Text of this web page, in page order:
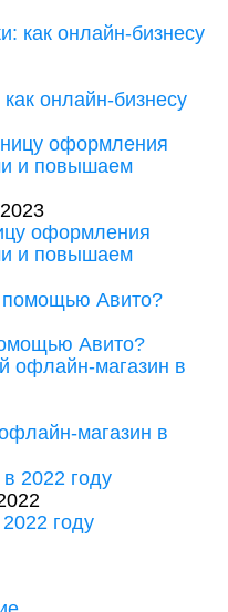
онлайн-бизнесу
оформления
и повышаем
Авито?
магазин в
году